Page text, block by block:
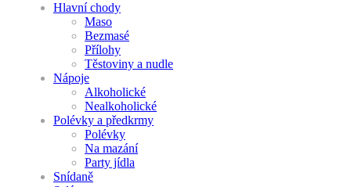
Hlavní chody
Maso
Bezmasé
Přílohy
Těstoviny a nudle
Nápoje
Alkoholické
Nealkoholické
Polévky a předkrmy
Polévky
Na mazání
Party jídla
Snídaně